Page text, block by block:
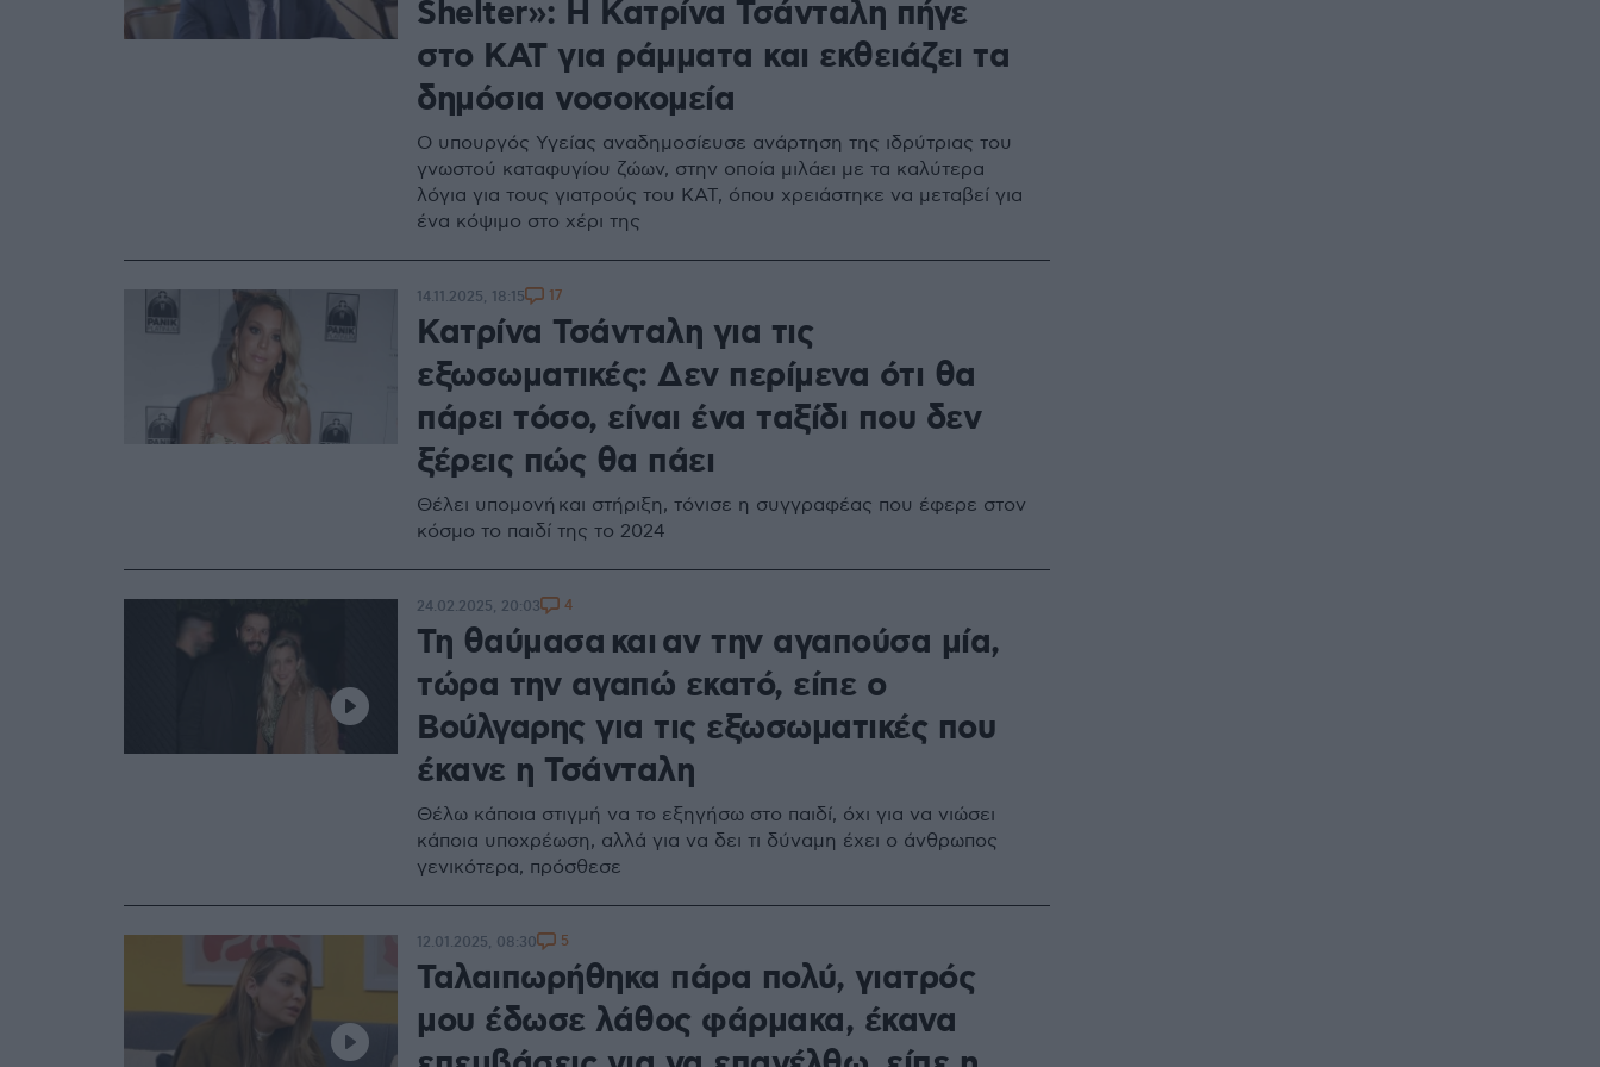
Shelter»: Η Κατρίνα Τσάνταλη πήγε
στο ΚΑΤ για ράμματα και εκθειάζει τα
δημόσια νοσοκομεία
Ο υπουργός Υγείας αναδημοσίευσε ανάρτηση της ιδρύτριας του
γνωστού καταφυγίου ζώων, στην οποία μιλάει με τα καλύτερα
λόγια για τους γιατρούς του ΚΑΤ, όπου χρειάστηκε να μεταβεί για
ένα κόψιμο στο χέρι της
Κατρίνα Τσάνταλη για τις
εξωσωματικές: Δεν περίμενα ότι θα
πάρει τόσο, είναι ένα ταξίδι που δεν
ξέρεις πώς θα πάει
Θέλει υπομονή και στήριξη, τόνισε η συγγραφέας που έφερε στον
κόσμο το παιδί της το 2024
14.11.2025, 18:15 17
Τη θαύμασα και αν την αγαπούσα μία,
τώρα την αγαπώ εκατό, είπε ο
Βούλγαρης για τις εξωσωματικές που
έκανε η Τσάνταλη
Θέλω κάποια στιγμή να το εξηγήσω στο παιδί, όχι για να νιώσει
κάποια υποχρέωση, αλλά για να δει τι δύναμη έχει ο άνθρωπος
γενικότερα, πρόσθεσε
24.02.2025, 20:03 4
Ταλαιπωρήθηκα πάρα πολύ, γιατρός
μου έδωσε λάθος φάρμακα, έκανα
12.01.2025, 08:30 5